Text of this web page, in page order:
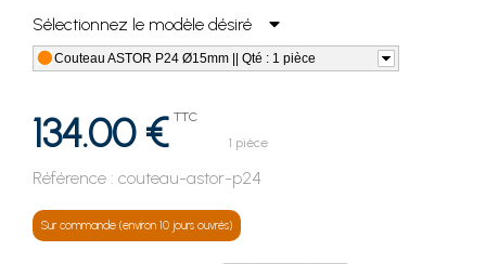
Sélectionnez le modèle désiré
Couteau ASTOR P24 Ø15mm || Qté : 1 pièce
134.00 € TTC
1 pièce
Référence : couteau-astor-p24
Sur commande (environ 10 jours ouvrés)